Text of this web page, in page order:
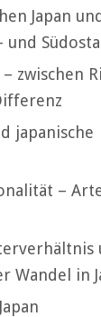
Japan
und
zwischen
japanische
–
Wandel in